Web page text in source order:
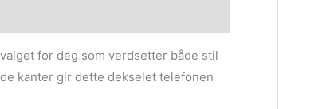
for deg som verdsetter både stil
kanter gir dette dekselet telefonen